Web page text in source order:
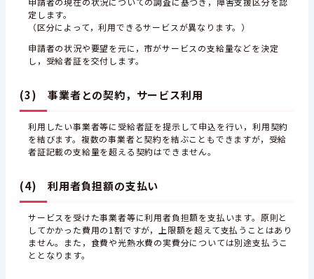
定します。
（区分によって，利用できるサービスが異なります。）
申請者の状況や要望を元に，市がサービスの支給量などを決定
し，受給者証を交付します。
(3) 事業者との契約，サービス利用
利用したい事業者等に受給者証を提示して申込を行い，利用契約
を結びます。複数の事業者と契約を結ぶこともできますが，受給
者証記載の支給量を超える契約はできません。
(4) 利用者負担額の支払い
サービスを受けた事業者等に利用者負担額を支払います。原則と
してかかった費用の1割ですが，上限額を超えて支払うことはあり
ません。また，食費や光熱水費の実費分については別途支払うこ
ととなります。